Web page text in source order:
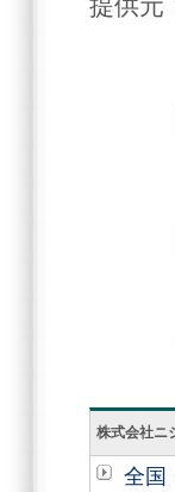
提供元
株式会社ニ
全国